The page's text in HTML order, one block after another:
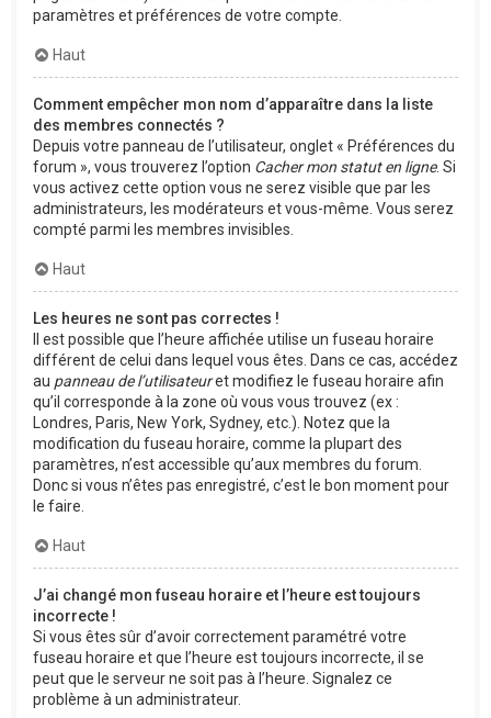
paramètres et préférences de votre compte.
Haut
Comment empêcher mon nom d’apparaître dans la liste
des membres connectés ?
Depuis votre panneau de l’utilisateur, onglet « Préférences du
forum », vous trouverez l’option Cacher mon statut en ligne. Si
vous activez cette option vous ne serez visible que par les
administrateurs, les modérateurs et vous-même. Vous serez
compté parmi les membres invisibles.
Haut
Les heures ne sont pas correctes !
Il est possible que l’heure affichée utilise un fuseau horaire
différent de celui dans lequel vous êtes. Dans ce cas, accédez
au panneau de l’utilisateuret modifiez le fuseau horaire afin
qu’il corresponde à la zone où vous vous trouvez (ex :
Londres, Paris, New York, Sydney, etc.). Notez que la
modification du fuseau horaire, comme la plupart des
paramètres, n’est accessible qu’aux membres du forum.
Donc si vous n’êtes pas enregistré, c’est le bon moment pour
le faire.
Haut
J’ai changé mon fuseau horaire et l’heure est toujours
incorrecte !
Si vous êtes sûr d’avoir correctement paramétré votre
fuseau horaire et que l’heure est toujours incorrecte, il se
peut que le serveur ne soit pas à l’heure. Signalez ce
problème à un administrateur.